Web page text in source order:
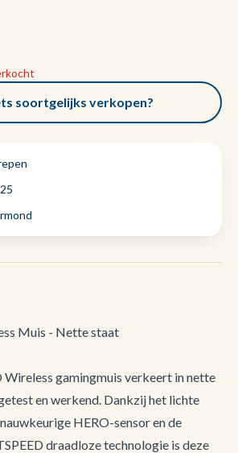
soortgelijks verkopen?
Muis - Nette staat
Wireless gamingmuis verkeert in nette
en werkend. Dankzij het lichte
HERO-sensor en de
draadloze technologie is deze